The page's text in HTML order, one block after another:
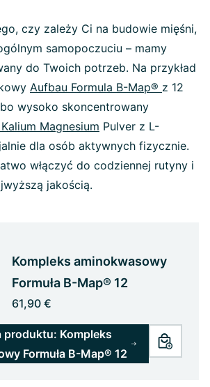
czy zależy Ci na budowie mięśni,
samopoczuciu – mamy
do Twoich potrzeb. Na przykład
Aufbau Formula B-Map® z 12
wysoko skoncentrowany
Magnesium Pulver z L-
dla osób aktywnych fizycznie.
włączyć do codziennej rutyny i
jakością.
Kompleks aminokwasowy
Formuła B-Map® 12
61,90 €
produktu: Kompleks
Formuła B-Map® 12